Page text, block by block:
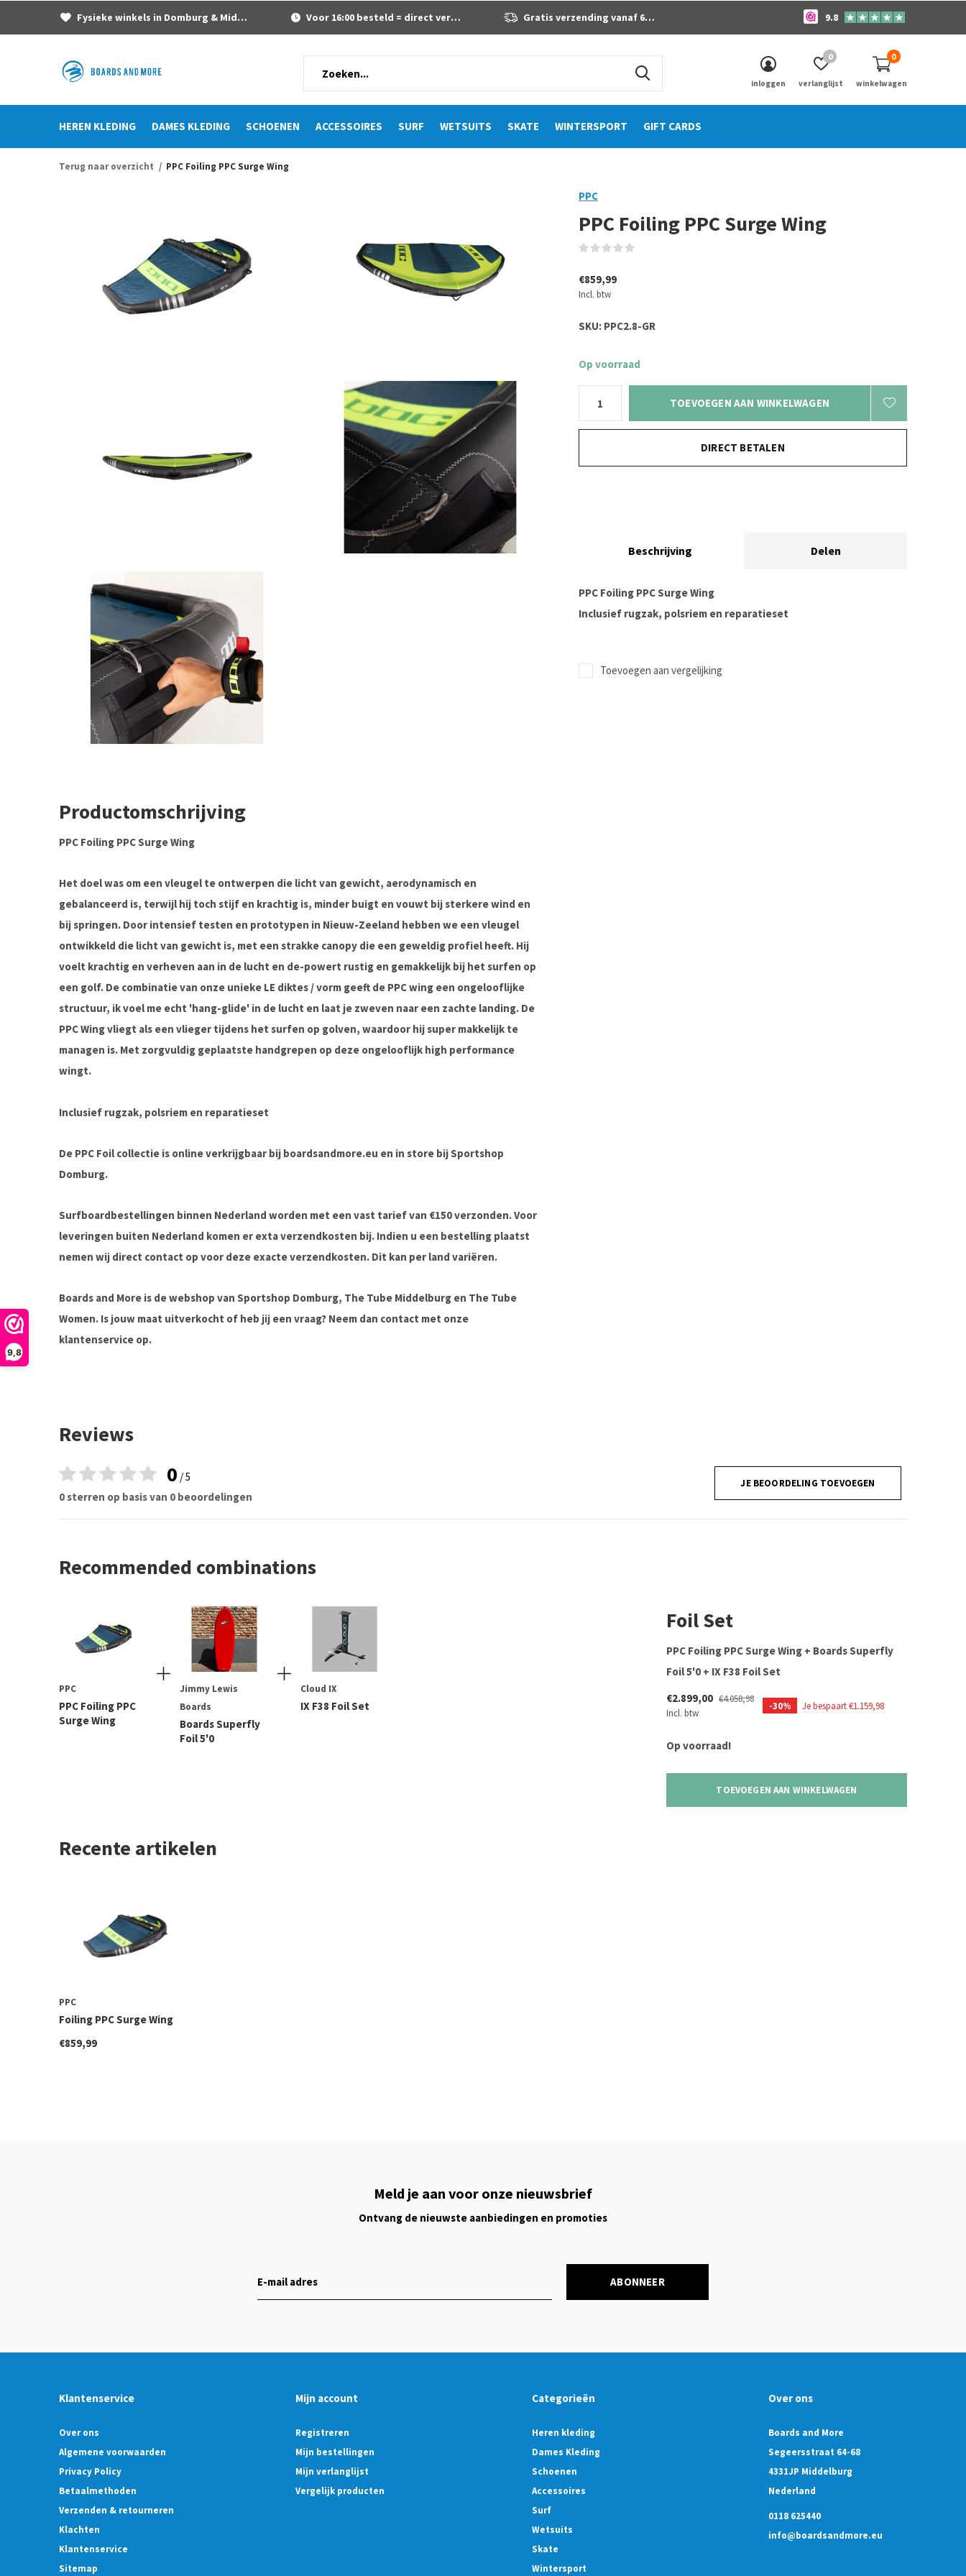
9,8
HEREN KLEDING DAMES KLEDING SCHOENEN ACCESSOIRES SURF WETSUITS SKATE WINTERSPORT GIFT CARDS
inloggen verlanglijst
0
winkelwagen
0
Fysieke winkels in Domburg & Middelburg Voor 16:00 besteld = direct verzonden Gratis verzending vanaf 60 euro 9.8
Terug naar overzicht PPC Foiling PPC Surge Wing
PPC
PPC Foiling PPC Surge Wing
€859,99
Incl. btw
SKU: PPC2.8-GR
Op voorraad
TOEVOEGEN AAN WINKELWAGEN
DIRECT BETALEN
Beschrijving Delen
PPC Foiling PPC Surge Wing
Inclusief rugzak, polsriem en reparatieset
Toevoegen aan vergelijking
Productomschrijving
PPC Foiling PPC Surge Wing
Het doel was om een vleugel te ontwerpen die licht van gewicht, aerodynamisch en
gebalanceerd is, terwijl hij toch stijf en krachtig is, minder buigt en vouwt bij sterkere wind en
bij springen. Door intensief testen en prototypen in Nieuw-Zeeland hebben we een vleugel
ontwikkeld die licht van gewicht is, met een strakke canopy die een geweldig profiel heeft. Hij
voelt krachtig en verheven aan in de lucht en de-powert rustig en gemakkelijk bij het surfen op
een golf. De combinatie van onze unieke LE diktes / vorm geeft de PPC wing een ongelooflijke
structuur, ik voel me echt 'hang-glide' in de lucht en laat je zweven naar een zachte landing. De
PPC Wing vliegt als een vlieger tijdens het surfen op golven, waardoor hij super makkelijk te
managen is. Met zorgvuldig geplaatste handgrepen op deze ongelooflijk high performance
wingt.
Inclusief rugzak, polsriem en reparatieset
De PPC Foil collectie is online verkrijgbaar bij boardsandmore.eu en in store bij Sportshop
Domburg.
Surfboardbestellingen binnen Nederland worden met een vast tarief van €150 verzonden. Voor
leveringen buiten Nederland komen er exta verzendkosten bij. Indien u een bestelling plaatst
nemen wij direct contact op voor deze exacte verzendkosten. Dit kan per land variëren.
Boards and More is de webshop van Sportshop Domburg, The Tube Middelburg en The Tube
Women. Is jouw maat uitverkocht of heb jij een vraag? Neem dan contact met onze
klantenservice op.
Reviews
0 / 5
0 sterren op basis van 0 beoordelingen
JE BEOORDELING TOEVOEGEN
Recommended combinations
PPC
PPC Foiling PPC
Surge Wing
Jimmy Lewis
Boards
Boards Superfly
Foil 5'0
Cloud IX
IX F38 Foil Set
Foil Set
PPC Foiling PPC Surge Wing + Boards Superfly
Foil 5'0 + IX F38 Foil Set
€2.899,00 €4.058,98
Incl. btw
-30% Je bespaart €1.159,98
Op voorraad!
TOEVOEGEN AAN WINKELWAGEN
Recente artikelen
PPC
Foiling PPC Surge Wing
€859,99
Meld je aan voor onze nieuwsbrief
Ontvang de nieuwste aanbiedingen en promoties
ABONNEER
Klantenservice
Over ons
Algemene voorwaarden
Privacy Policy
Betaalmethoden
Verzenden & retourneren
Klachten
Klantenservice
Sitemap
Mijn account
Registreren
Mijn bestellingen
Mijn verlanglijst
Vergelijk producten
Categorieën
Heren kleding
Dames Kleding
Schoenen
Accessoires
Surf
Wetsuits
Skate
Wintersport
Over ons
Boards and More
Segeersstraat 64-68
4331JP Middelburg
Nederland
0118 625440
info@boardsandmore.eu